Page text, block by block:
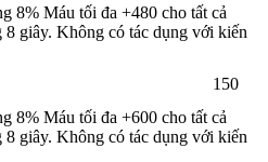
8% Máu tối đa +480 cho tất cả
giây. Không có tác dụng với kiến
150
8% Máu tối đa +600 cho tất cả
giây. Không có tác dụng với kiến